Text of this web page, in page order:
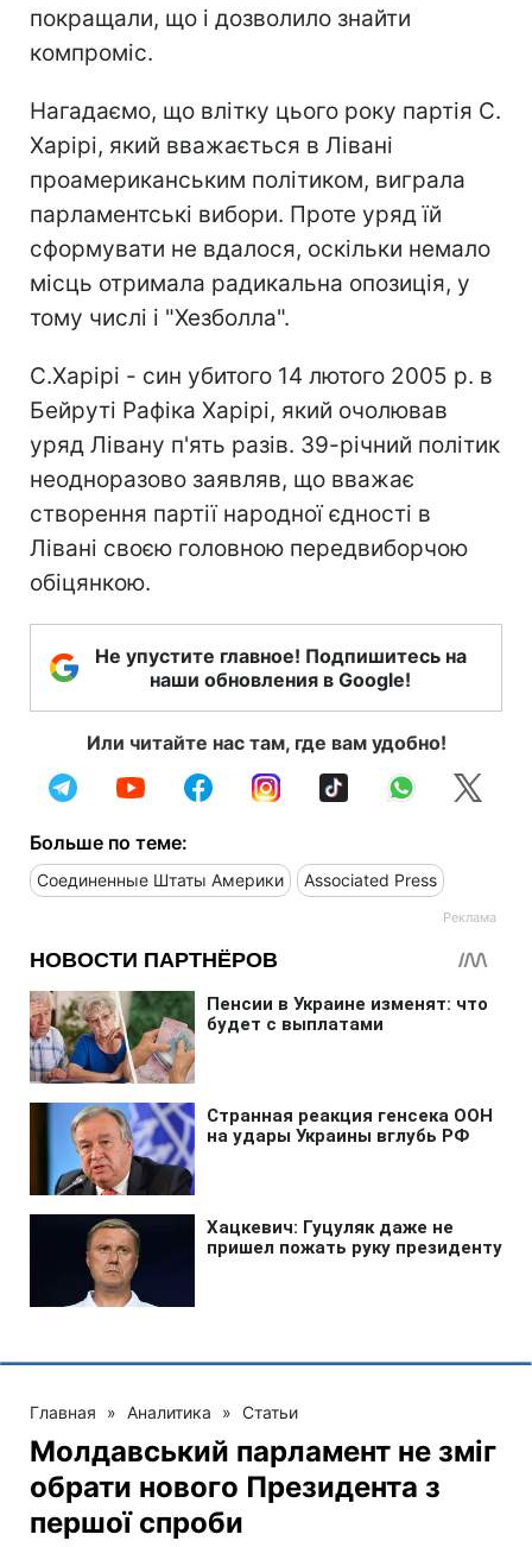
покращали, що і дозволило знайти
компроміс.
Нагадаємо, що влітку цього року партія С.
Харірі, який вважається в Лівані
проамериканським політиком, виграла
парламентські вибори. Проте уряд їй
сформувати не вдалося, оскільки немало
місць отримала радикальна опозиція, у
тому числі і "Хезболла".
С.Харірі - син убитого 14 лютого 2005 р. в
Бейруті Рафіка Харірі, який очолював
уряд Лівану п'ять разів. 39-річний політик
неодноразово заявляв, що вважає
створення партії народної єдності в
Лівані своєю головною передвиборчою
обіцянкою.
Не упустите главное! Подпишитесь на
наши обновления в Google!
Или читайте нас там, где вам удобно!
Больше по теме:
Соединенные Штаты Америки Associated Press
Главная » Аналитика » Статьи
Молдавський парламент не зміг
обрати нового Президента з
першої спроби